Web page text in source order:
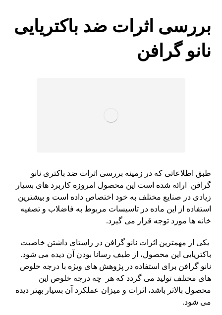
بررسی اثرات ضد باکتریایی
نانو گرافن
طبق اطلاعاتی که در زمینه بررسی اثرات ضد باکتری نانو
گرافن ارائه شده است این محصول امروزه کاربرد های بسیار
زیادی در صنایع مختلف به خود اختصاص داده است و بیشترین
استفاده از این ماده در تاسیسات مربوط به فاضلاب و تصفیه
خانه ها مورد توجه قرار می گیرد.
یکی از مهمترین اثرات نانو گرافن در راستای داشتن خاصیت
باکتریایی این محصول، از طیف رسانا بودن آن دیده می شود.
نانو گرافن برای استفاده در پژوهش های ویژه با درجه خلوص
های مختلف تولید می گردد که هر چه درجه خلوص این
محصول بالاتر باشد، اثرات و میزان عملکرد آن بسیار بهتر دیده
می ‌شود.